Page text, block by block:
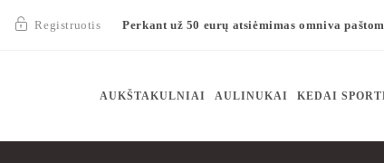
Registruotis Perkant už 50 eurų atsiėmimas omniva
AUKŠTAKULNIAI AULINUKAI KEDAI